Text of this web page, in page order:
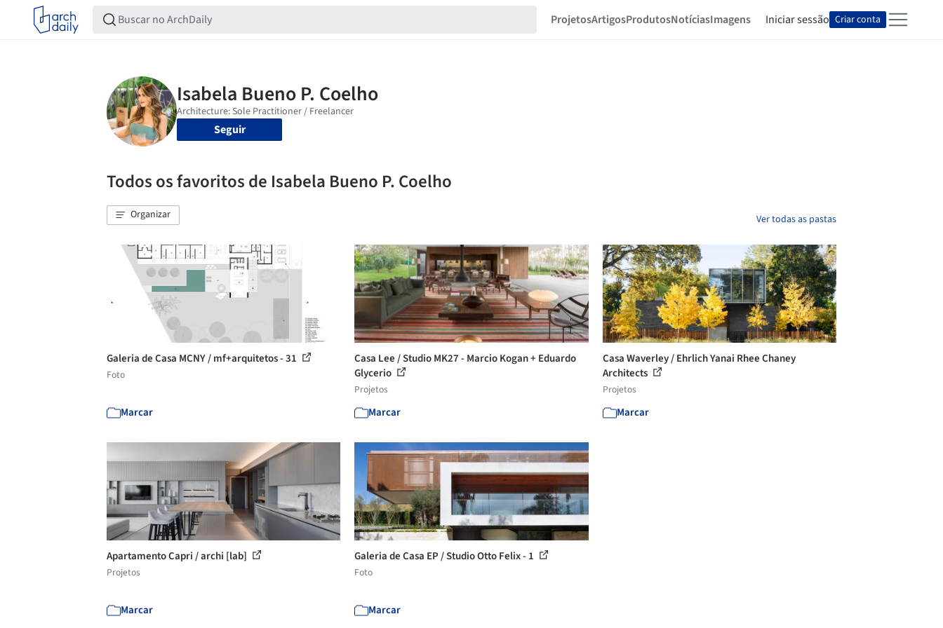
ProjetosArtigosProdutosNotíciasImagens Iniciar sessão Criar conta
Seguir
Todos os favoritos de Isabela Bueno P. Coelho
Organizar Ver todas as pastas
Galeria de Casa MCNY / mf+arquitetos - 31
Foto
Marcar
Casa Lee / Studio MK27 - Marcio Kogan + Eduardo
Glycerio
Projetos
Marcar
Casa Waverley / Ehrlich Yanai Rhee Chaney
Architects
Projetos
Marcar
Apartamento Capri / archi [lab]
Projetos
Marcar
Galeria de Casa EP / Studio Otto Felix - 1
Foto
Marcar